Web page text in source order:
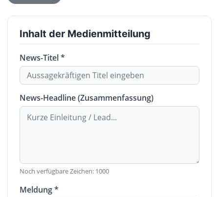
Inhalt der Medienmitteilung
News-Titel *
News-Headline (Zusammenfassung)
Noch verfügbare Zeichen: 1000
Meldung *